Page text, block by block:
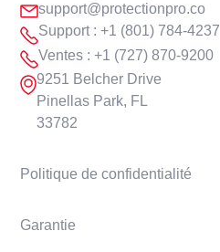
support@protectionpro.co
Support : +1 (801) 784-4237
Ventes : +1 (727) 870-9200
9251 Belcher Drive
Pinellas Park, FL
33782
Politique de confidentialité
Garantie